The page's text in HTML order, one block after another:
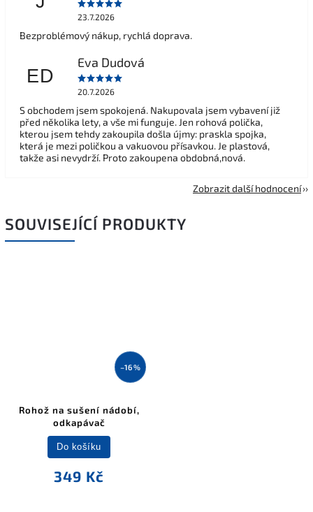
23.7.2026
Bezproblémový nákup, rychlá doprava.
ED
Eva Dudová
20.7.2026
S obchodem jsem spokojená. Nakupovala jsem vybavení již
před několika lety, a vše mi funguje. Jen rohová polička,
kterou jsem tehdy zakoupila došla újmy: praskla spojka,
která je mezi poličkou a vakuovou přísavkou. Je plastová,
takže asi nevydrží. Proto zakoupena obdobná,nová.
Zobrazit další hodnocení
SOUVISEJÍCÍ PRODUKTY
–16 %
Rohož na sušení nádobí,
odkapávač
349 Kč
Do košíku